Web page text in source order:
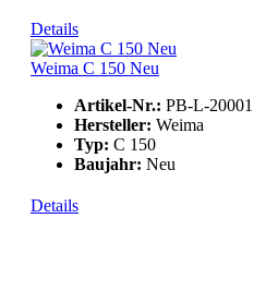
Details
Weima C 150 Neu
Artikel-Nr.: PB-L-20001
Hersteller: Weima
Typ: C 150
Baujahr: Neu
Details